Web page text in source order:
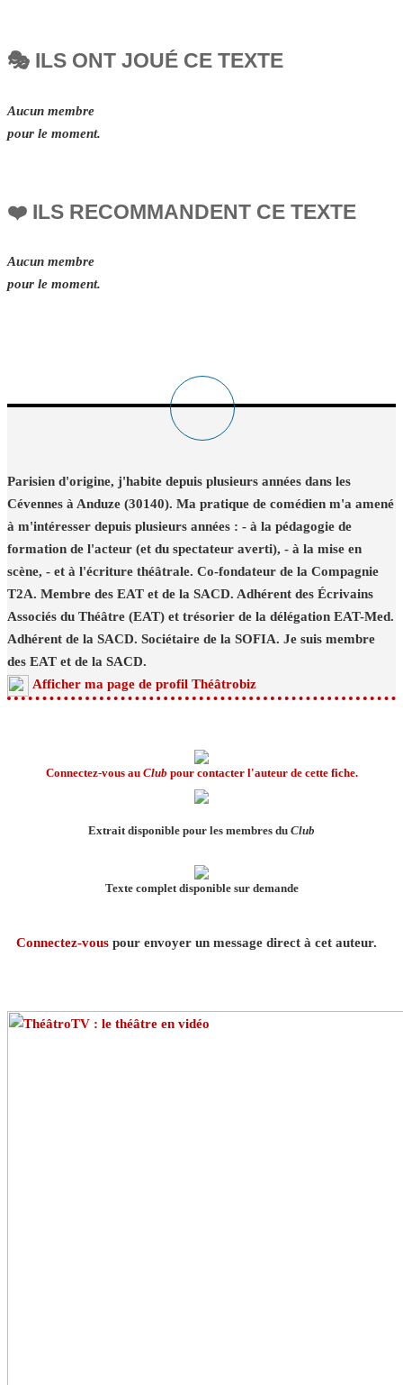
🎭 ILS ONT JOUÉ CE TEXTE
Aucun membre
pour le moment.
❤️ ILS RECOMMANDENT CE TEXTE
Aucun membre
pour le moment.
Parisien d'origine, j'habite depuis plusieurs années dans les
Cévennes à Anduze (30140). Ma pratique de comédien m'a amené
à m'intéresser depuis plusieurs années : - à la pédagogie de
formation de l'acteur (et du spectateur averti), - à la mise en
scène, - et à l'écriture théâtrale. Co-fondateur de la Compagnie
T2A. Membre des EAT et de la SACD. Adhérent des Écrivains
Associés du Théâtre (EAT) et trésorier de la délégation EAT-Med.
Adhérent de la SACD. Sociétaire de la SOFIA. Je suis membre
des EAT et de la SACD.
Afficher ma page de profil Théâtrobiz
Connectez-vous au Club pour contacter l'auteur de cette fiche.
Extrait disponible pour les membres du Club
Texte complet disponible sur demande
Connectez-vous pour envoyer un message direct à cet auteur.